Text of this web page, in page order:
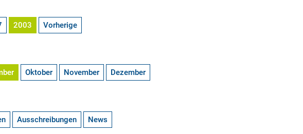
2003 Vorherige
Oktober November Dezember
Ausschreibungen News